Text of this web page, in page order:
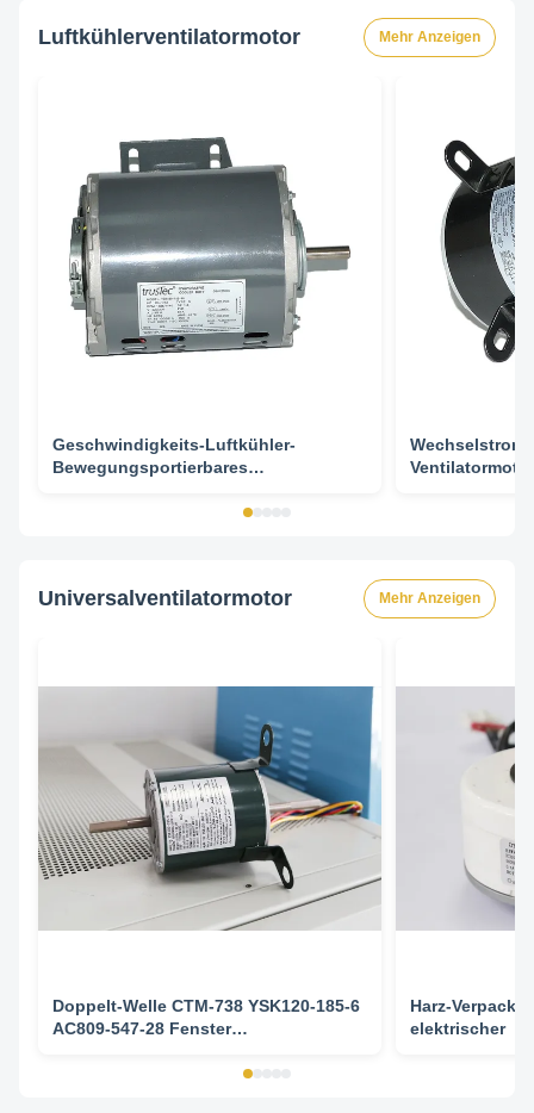
Luftkühlerventilatormotor Mehr Anzeigen
Geschwindigkeits-Luftkühler-
Bewegungsportierbares
Universalventilatormotor Mehr Anzeigen
Doppelt-Welle CTM-738 YSK120-185-6
AC809-547-28 Fenster
Harz-
elektrischer